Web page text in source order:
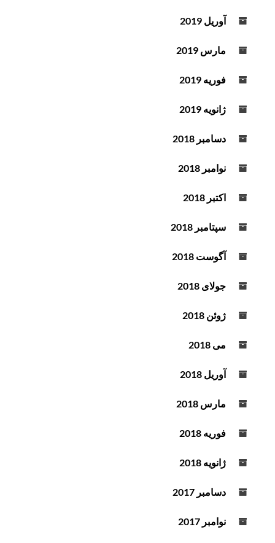
آوریل 2019
مارس 2019
فوریه 2019
ژانویه 2019
دسامبر 2018
نوامبر 2018
اکتبر 2018
سپتامبر 2018
آگوست 2018
جولای 2018
ژوئن 2018
می 2018
آوریل 2018
مارس 2018
فوریه 2018
ژانویه 2018
دسامبر 2017
نوامبر 2017